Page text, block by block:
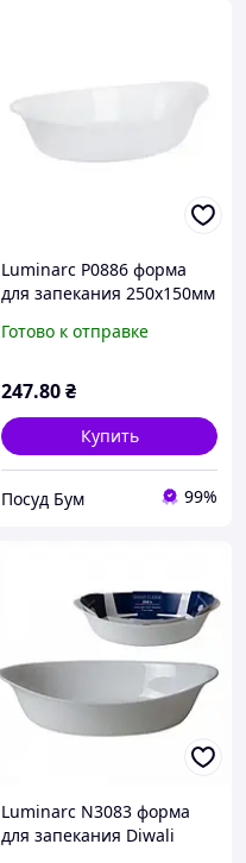
Luminarc P0886 форма
для запекания 250х150мм
Готово к отправке
247.80₴
Купить
Посуд Бум 99%
Luminarc N3083 форма
для запекания Diwali